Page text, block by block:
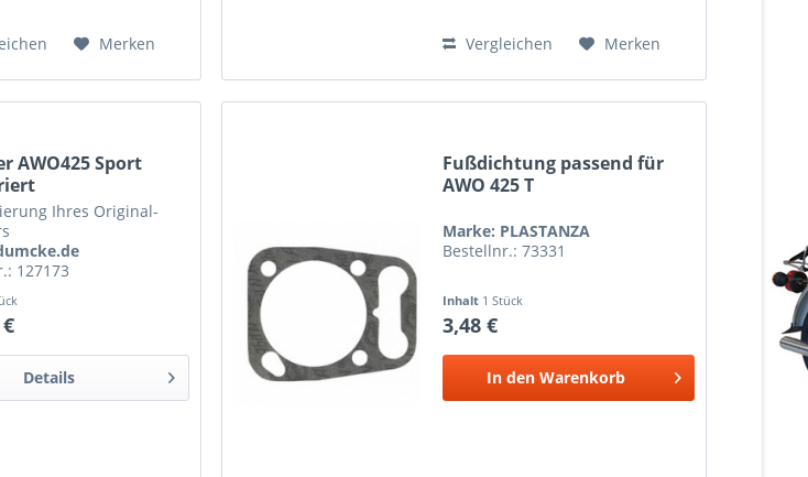
Merken Vergleichen Merken
AWO425 Sport
Ihres Original-
127173
Details
Fußdichtung passend für
AWO 425 T
Marke: PLASTANZA
Bestellnr.: 73331
Inhalt 1 Stück
3,48 €
In den Warenkorb